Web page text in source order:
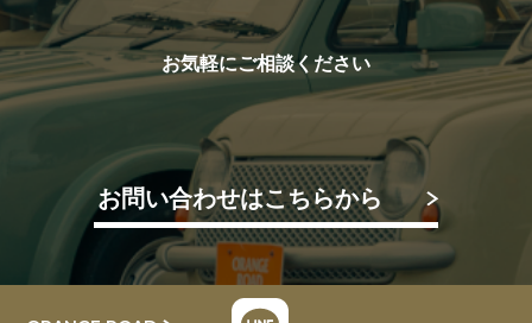
お気軽にご相談ください
お問い合わせはこちらから